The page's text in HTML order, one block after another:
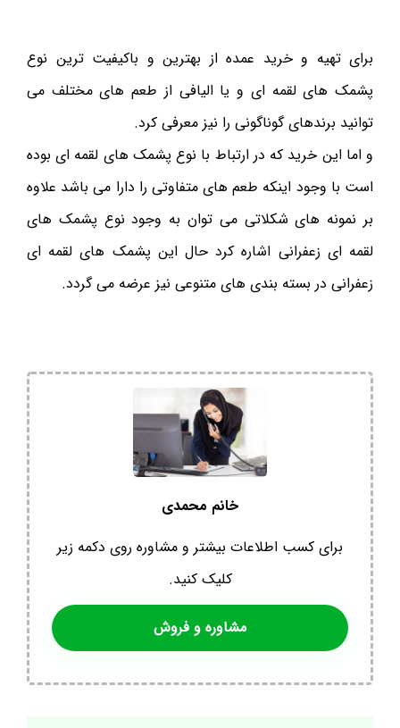
برای تهیه و خرید عمده از بهترین و باکیفیت ترین نوع
پشمک های لقمه ای و یا الیافی از طعم های مختلف می
توانید برندهای گوناگونی را نیز معرفی کرد.
و اما این خرید که در ارتباط با نوع پشمک های لقمه ای بوده
است با وجود اینکه طعم های متفاوتی را دارا می باشد علاوه
بر نمونه های شکلاتی می توان به وجود نوع پشمک های
لقمه ای زعفرانی اشاره کرد حال این پشمک های لقمه ای
زعفرانی در بسته بندی های متنوعی نیز عرضه می گردد.
خانم محمدی
برای کسب اطلاعات بیشتر و مشاوره روی دکمه زیر
کلیک کنید.
مشاوره و فروش